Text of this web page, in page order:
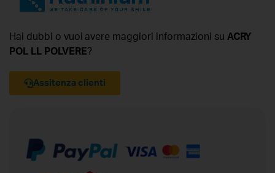
Hai dubbi o vuoi avere maggiori informazioni su ACRY
POL LL POLVERE?
Assitenza clienti